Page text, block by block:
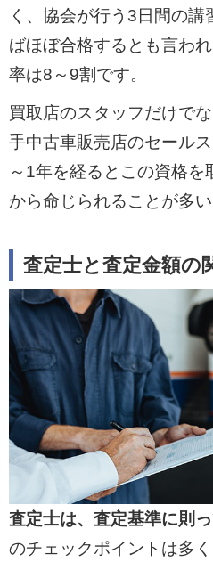
く、協会が行う3日間の
ばほぼ合格するとも言わ
率は8～9割です。
買取店のスタッフだけで
手中古車販売店のセール
～1年を経るとこの資格
から命じられることが多い
査定士と査定金額の
査定士は、査定基準に則
のチェックポイントは多